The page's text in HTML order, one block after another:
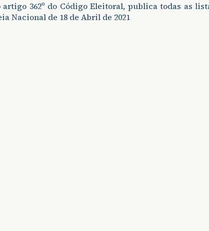
362º do Código Eleitoral, publica todas as
Nacional de 18 de Abril de 2021